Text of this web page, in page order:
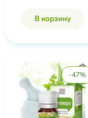
В корзину
-47%